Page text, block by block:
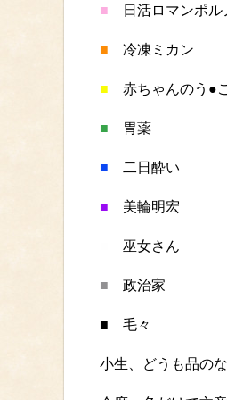
■ 日活ロマンポル
■ 冷凍ミカン
■ 赤ちゃんのう●こ
■ 胃薬
■ 二日酔い
■ 美輪明宏
巫女さん
■ 政治家
■ 毛々
小生、どうも品の